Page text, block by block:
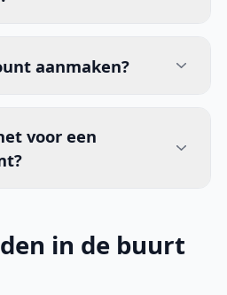
aanmaken?
voor een
in de buurt